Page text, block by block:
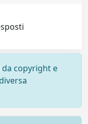
copyright e